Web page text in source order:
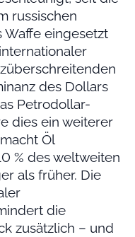
russischen
Waffe eingesetzt
des Dollars
Petrodollar-
dies ein weiterer
Öl
% des weltweiten
als früher. Die
die
zusätzlich – und